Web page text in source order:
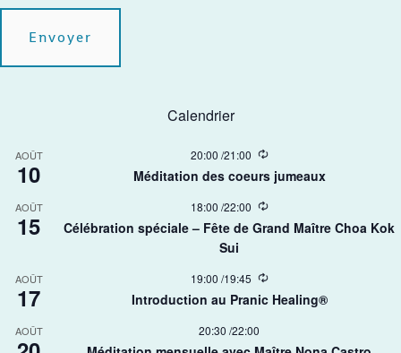
Calendrier
AOÛT
10
20:00 /21:00
R
c
r
r
Méditation des coeurs jumeaux
AOÛT
15
18:00 /22:00
R
c
r
n
Célébration spéciale – Fête de Grand Maître Choa Kok
Sui​
AOÛT
17
19:00 /19:45
R
e
c
r
Introduction au Pranic Healing®
AOÛT 20:30 /22:00